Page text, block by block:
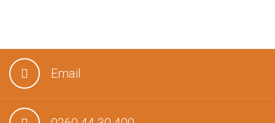
Email